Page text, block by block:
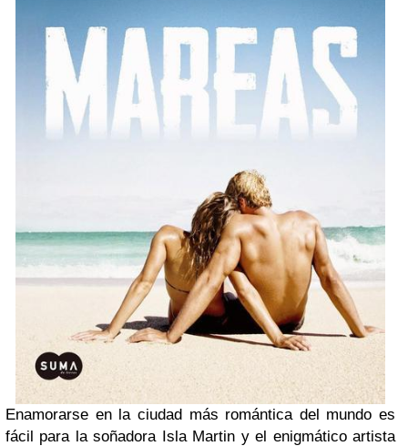
Enamorarse en la ciudad más romántica del mundo es
fácil para la soñadora Isla Martin y el enigmático artista